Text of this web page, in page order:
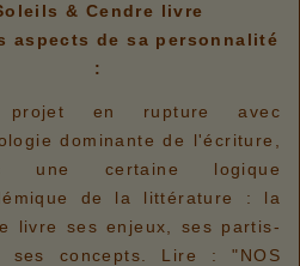
& Cendre livre
aspects de sa personnalité
:
projet en rupture avec
dominante de l'écriture,
une certaine logique
de la littérature : la
livre ses enjeux, ses partis-
ses concepts. Lire : "NOS